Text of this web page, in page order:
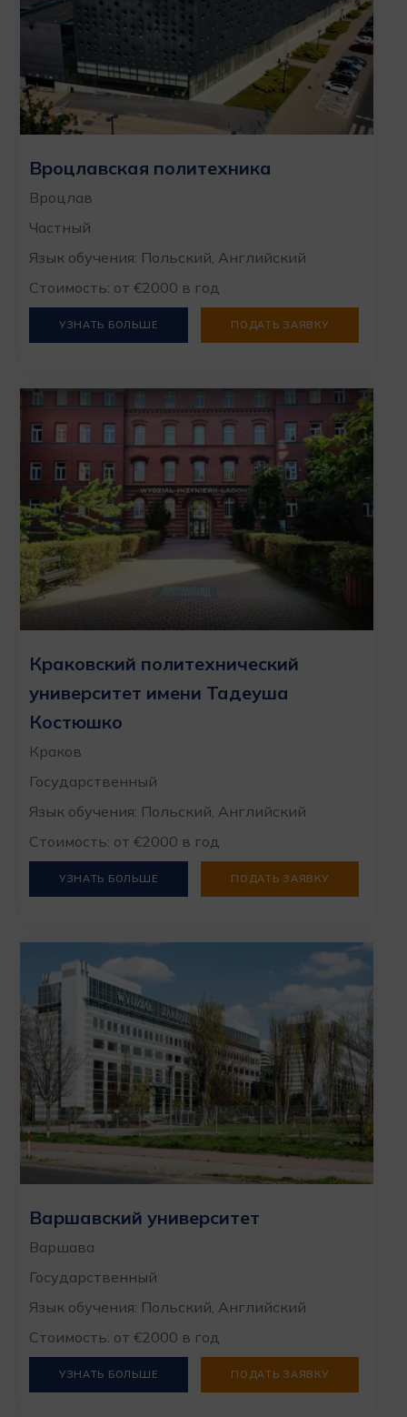
Вроцлавская политехника
Вроцлав
Частный
Язык обучения: Польский, Английский
Стоимость: от €2000 в год
УЗНАТЬ БОЛЬШЕ ПОДАТЬ ЗАЯВКУ
Краковский политехнический
университет имени Тадеуша
Костюшко
Краков
Государственный
Язык обучения: Польский, Английский
Стоимость: от €2000 в год
УЗНАТЬ БОЛЬШЕ ПОДАТЬ ЗАЯВКУ
Варшавский университет
Варшава
Государственный
Язык обучения: Польский, Английский
Стоимость: от €2000 в год
УЗНАТЬ БОЛЬШЕ ПОДАТЬ ЗАЯВКУ